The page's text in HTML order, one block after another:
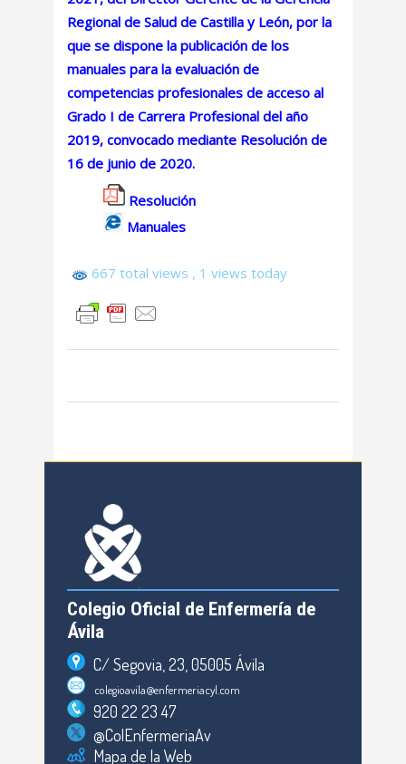
Regional de Salud de Castilla y León, por la
que se dispone la publicación de los
manuales para la evaluación de
competencias profesionales de acceso al
Grado I de Carrera Profesional del año
2019, convocado mediante Resolución de
16 de junio de 2020.
Resolución
Manuales
667 total views , 1 views today
Colegio Oficial de Enfermería de
Ávila
C/ Segovia, 23, 05005 Ávila
colegioavila@enfermeriacyl.com
920 22 23 47
@ColEnfermeriaAv
Mapa de la Web